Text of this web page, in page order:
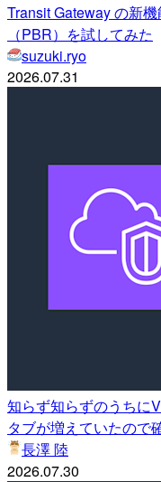
Transit Gateway の新
（PBR）を試してみた
suzuki.ryo
2026.07.31
知らず知らずのうちに
タブが増えていたので
長澤 陸
2026.07.30